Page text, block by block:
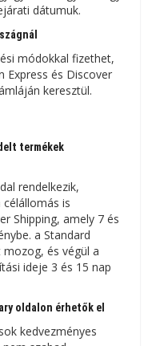
dátumuk.
módokkal fizethet,
Express és Discover
keresztül.
termékek
rendelkezik,
is
Shipping, amely 7 és
a Standard
és végül a
ideje 3 és 15 nap
oldalon érhetők el
kedvezményes